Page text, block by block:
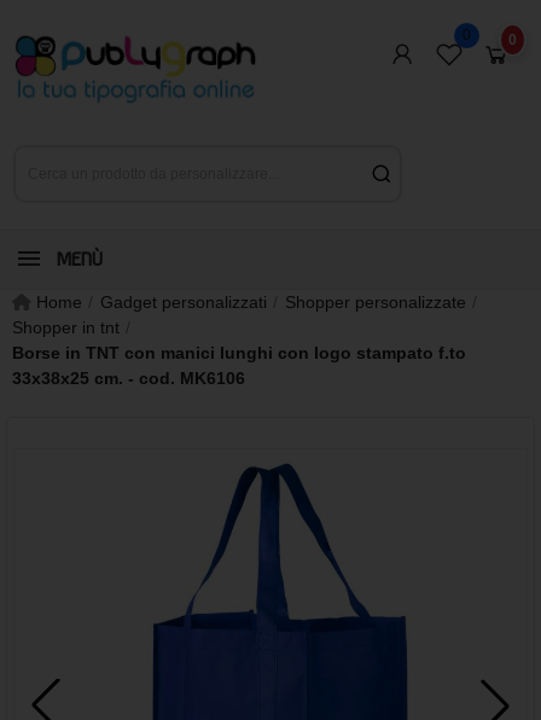
0 0
MENÙ
Home Gadget personalizzati
Shopper personalizzate
Shopper in tnt
Borse in TNT con manici lunghi con logo stampato f.to
33x38x25 cm. - cod. MK6106